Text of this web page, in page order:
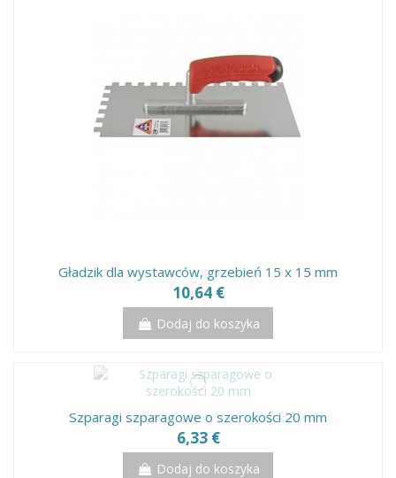
Gładzik dla wystawców, grzebień 15 x 15 mm
10,64 €
Dodaj do koszyka
Szparagi szparagowe o szerokości 20 mm
6,33 €
Dodaj do koszyka